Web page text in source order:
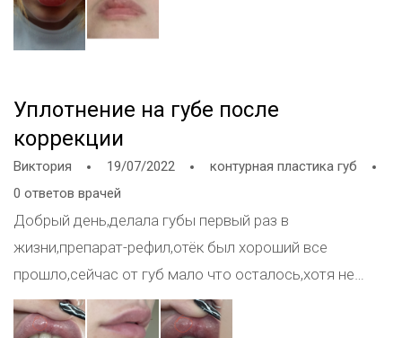
Уплотнение на губе после
коррекции
Виктория 19/07/2022
контурная пластика губ
0 ответов врачей
Добрый день,делала губы первый раз в
жизни,препарат-рефил,отёк был хороший все
прошло,сейчас от губ мало что осталось,хотя не
прошло и пол года,но мои губы были довольно
тонкие,поэтому требуется повторный сеанс.